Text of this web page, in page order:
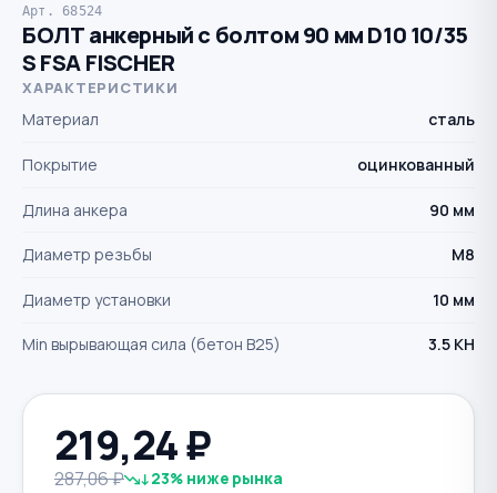
Арт. 68524
БОЛТ анкерный с болтом 90 мм D10 10/35
S FSA FISCHER
ХАРАКТЕРИСТИКИ
Материал сталь
Покрытие оцинкованный
Длина анкера 90 мм
Диаметр резьбы М8
Диаметр установки 10 мм
Min вырывающая сила (бетон B25) 3.5 КН
219,24₽
287,06 ₽ ↓23% ниже рынка